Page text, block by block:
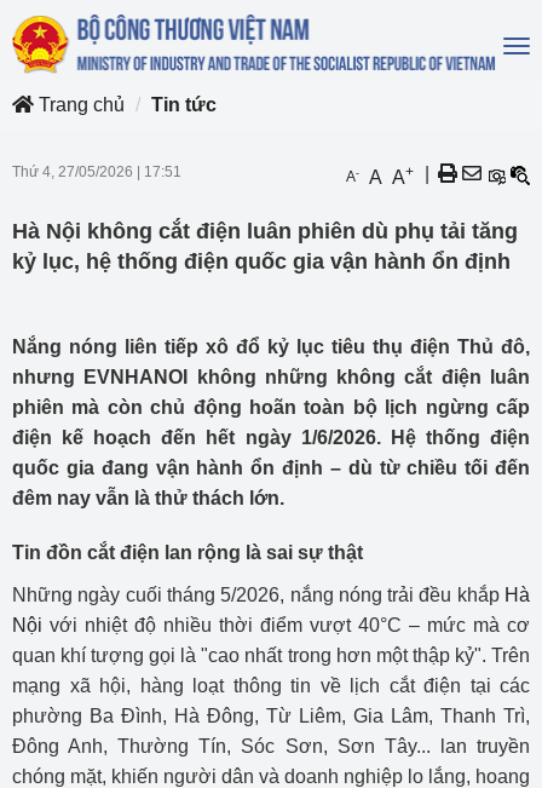
Trang chủ
Tin tức
Thứ 4, 27/05/2026 17:51 A- A A+
Hà Nội không cắt điện luân phiên dù phụ tải tăng
kỷ lục, hệ thống điện quốc gia vận hành ổn định
Nắng nóng liên tiếp xô đổ kỷ lục tiêu thụ điện Thủ đô,
nhưng EVNHANOI không những không cắt điện luân
phiên mà còn chủ động hoãn toàn bộ lịch ngừng cấp
điện kế hoạch đến hết ngày 1/6/2026. Hệ thống điện
quốc gia đang vận hành ổn định – dù từ chiều tối đến
đêm nay vẫn là thử thách lớn.
Tin đồn cắt điện lan rộng là sai sự thật
Những ngày cuối tháng 5/2026, nắng nóng trải đều khắp Hà
Nội với nhiệt độ nhiều thời điểm vượt 40°C – mức mà cơ
quan khí tượng gọi là "cao nhất trong hơn một thập kỷ". Trên
mạng xã hội, hàng loạt thông tin về lịch cắt điện tại các
phường Ba Đình, Hà Đông, Từ Liêm, Gia Lâm, Thanh Trì,
Đông Anh, Thường Tín, Sóc Sơn, Sơn Tây... lan truyền
chóng mặt, khiến người dân và doanh nghiệp lo lắng, hoang